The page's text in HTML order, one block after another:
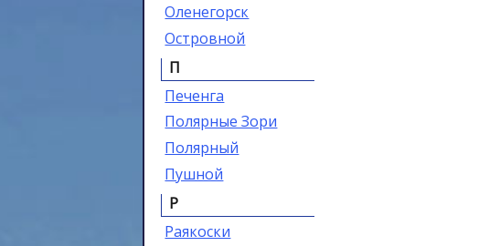
Оленегорск
Островной
П
Печенга
Полярные Зори
Полярный
Пушной
Р
Раякоски